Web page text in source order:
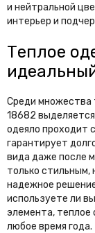
и нейтральной
интерьер и
Теплое
Среди множества
18682
одеяло проходит
гарантирует
вида даже после
только стильным,
надежное
используете ли
элемента, теплое
любое время года.